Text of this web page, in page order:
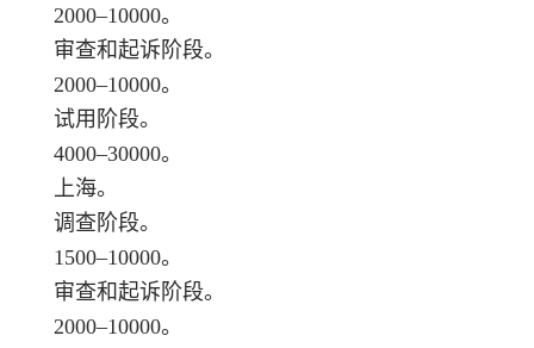
2000–10000。
审查和起诉阶段。
2000–10000。
试用阶段。
4000–30000。
上海。
调查阶段。
1500–10000。
审查和起诉阶段。
2000–10000。